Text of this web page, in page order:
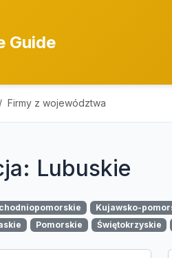
Guide
Firmy z województwa
Lubuskie
Kujawsko-
Pomorskie Świętokrzyskie